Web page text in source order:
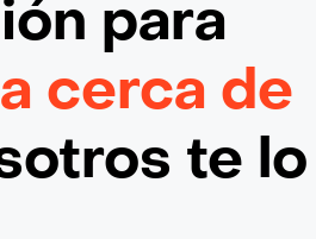
para
cerca de
te lo